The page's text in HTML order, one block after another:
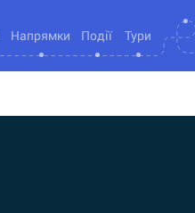
Напрямки Події Тури